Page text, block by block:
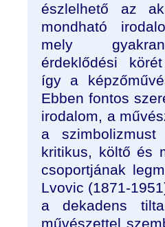
észlelhető az
mondható
mely
érdeklődési
így a
Ebben fontos
irodalom, a
a szimbolizmust
kritikus, költő és
csoportjának
Lvovic (1871-
a dekadens
művészettel